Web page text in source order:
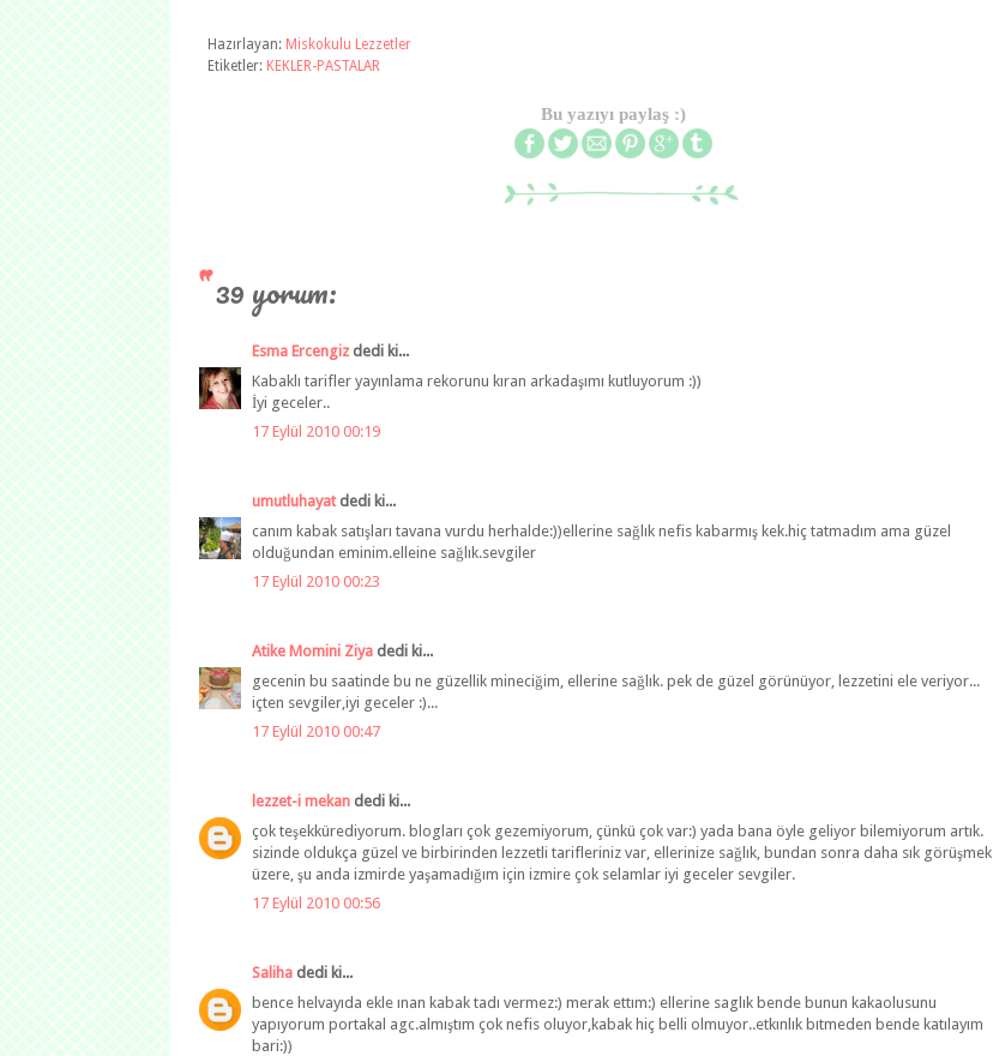
Hazırlayan: Miskokulu Lezzetler
Etiketler: KEKLER-PASTALAR
Bu yazıyı paylaş :)
39 yorum:
Esma Ercengiz dedi ki...
Kabaklı tarifler yayınlama rekorunu kıran arkadaşımı kutluyorum :))
İyi geceler..
17 Eylül 2010 00:19
umutluhayatdedi ki...
canım kabak satışları tavana vurdu herhalde:))ellerine sağlık nefis kabarmış kek.hiç tatmadım ama güzel
olduğundan eminim.elleine sağlık.sevgiler
17 Eylül 2010 00:23
Atike Momini Ziya dedi ki...
gecenin bu saatinde bu ne güzellik mineciğim, ellerine sağlık. pek de güzel görünüyor, lezzetini ele veriyor...
içten sevgiler,iyi geceler :)...
17 Eylül 2010 00:47
lezzet-i mekan dedi ki...
çok teşekkürediyorum. blogları çok gezemiyorum, çünkü çok var:) yada bana öyle geliyor bilemiyorum artık.
sizinde oldukça güzel ve birbirinden lezzetli tarifleriniz var, ellerinize sağlık, bundan sonra daha sık görüşmek
üzere, şu anda izmirde yaşamadığım için izmire çok selamlar iyi geceler sevgiler.
17 Eylül 2010 00:56
Saliha dedi ki...
bence helvayıda ekle ınan kabak tadı vermez:) merak ettım:) ellerine saglık bende bunun kakaolusunu
yapıyorum portakal agc.almıştım çok nefis oluyor,kabak hiç belli olmuyor..etkınlık bıtmeden bende katılayım
bari:))